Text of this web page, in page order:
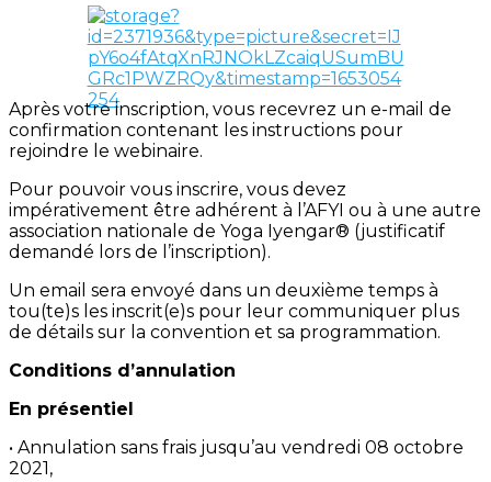
Après votre inscription, vous recevrez un e-mail de
confirmation contenant les instructions pour
rejoindre le webinaire.
Pour pouvoir vous inscrire, vous devez
impérativement être adhérent à l’AFYI ou à une autre
association nationale de Yoga Iyengar® (justificatif
demandé lors de l’inscription).
Un email sera envoyé dans un deuxième temps à
tou(te)s les inscrit(e)s pour leur communiquer plus
de détails sur la convention et sa programmation.
Conditions d’annulation
En présentiel
• Annulation sans frais jusqu’au vendredi 08 octobre
2021,